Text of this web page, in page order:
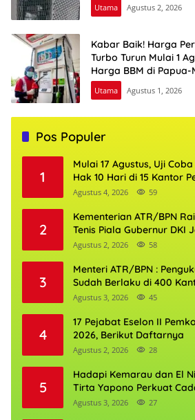
Utama Agustus 2, 2026
Kabar Baik! Harga
Turbo Turun Mulai 1
Harga BBM di Papua-
Utama Agustus 1, 2026
Pos Populer
1
Mulai 17 Agustus, Uji
Hak 10 Hari di 15 Kantor
Agustus 4, 2026 59
2
Kementerian ATR/BPN
Tenis Piala Gubernur DKI
Agustus 2, 2026 58
3
Menteri ATR/BPN :
Sudah Berlaku di 400
Agustus 3, 2026 45
4
17 Pejabat Eselon II
2026, Berikut Daftarnya
Agustus 2, 2026 28
5
Hadapi Kemarau dan El
Tirta Yapono Perkuat
Agustus 3, 2026 27